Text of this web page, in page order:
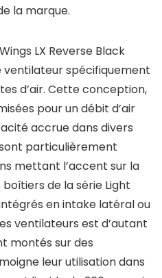
la marque.
LX Reverse Black
ventilateur spécifiquement
d’air. Cette conception,
pour un débit d’air
accrue dans divers
particulièrement
mettant l’accent sur la
de la série Light
en intake latéral ou
ventilateurs est d’autant
montés sur des
leur utilisation dans